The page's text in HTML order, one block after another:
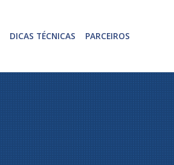
DICAS TÉCNICAS PARCEIROS